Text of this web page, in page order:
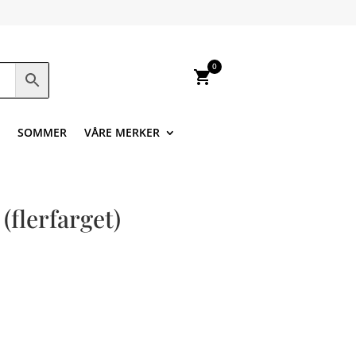
shopping_cart
0
SOMMER VÅRE MERKER
(flerfarget)